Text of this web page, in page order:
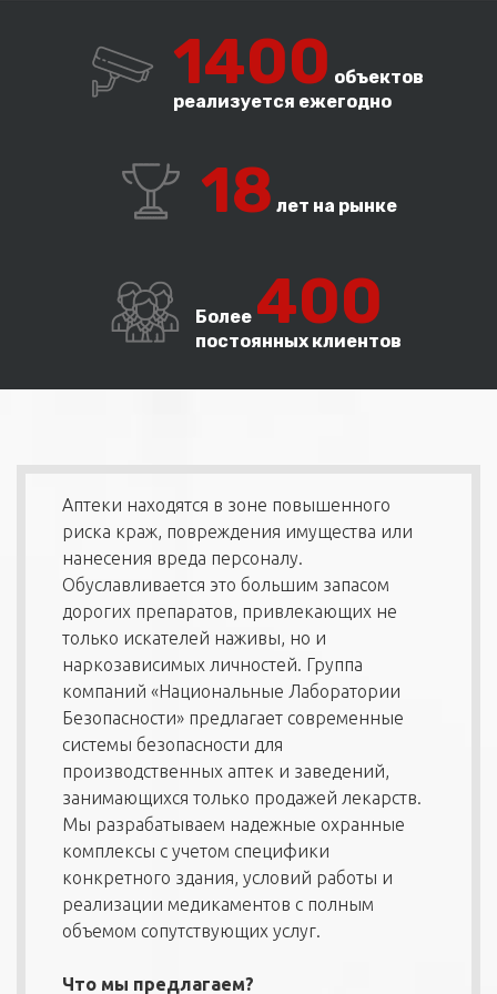
помещения, а также помогает осуществлять учет
рабочего времени персонала.
1400 объектов
реализуется ежегодно
18 лет на рынке
Более 400
постоянных клиентов
Аптеки находятся в зоне повышенного
риска краж, повреждения имущества или
нанесения вреда персоналу.
Обуславливается это большим запасом
дорогих препаратов, привлекающих не
только искателей наживы, но и
наркозависимых личностей. Группа
компаний «Национальные Лаборатории
Безопасности» предлагает современные
системы безопасности для
производственных аптек и заведений,
занимающихся только продажей лекарств.
Мы разрабатываем надежные охранные
комплексы с учетом специфики
конкретного здания, условий работы и
реализации медикаментов с полным
объемом сопутствующих услуг.
Что мы предлагаем?